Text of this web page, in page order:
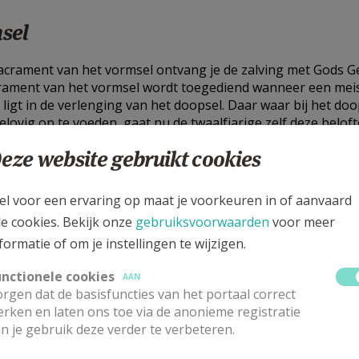
van het vormsel ontvang je de zalving met Gods
van het vormsel wordt toegediend wanneer een
in de verlenging van het doopsel. Daar waar bij het
op te voeden, gaat nu de twaalfjarige zelf deze
vormselvoorbereiding worden door
die Jezus ons heeft voorgeleefd. Deze voorbereiding
en zinvolle manier wordt met hen samen - in de
bewust kiezen.
kan je ook terugvinden onder de tegel "
contacteer je:
Alle info rond inschrijvingen of infovergaderingen
Alle info rond inschrijvingen of
Aanvragen op de pastorij tijdens de permanentie:
website gebruikt cookies
voor een ervaring op maat je voorkeuren in of aanvaard
cookies. Bekijk onze gebruiksvoorwaarden voor meer
of om je instellingen te wijzigen.
cookies
AAN
dat de basisfuncties van het portaal correct
en laten ons toe via de anonieme registratie
je gebruik deze verder te verbeteren.